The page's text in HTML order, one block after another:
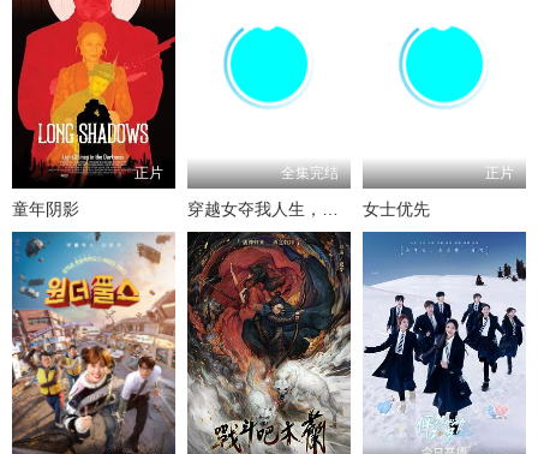
正片
童年阴影
全集完结
穿越女夺我人生，重生后我破局改命
正片
女士优先